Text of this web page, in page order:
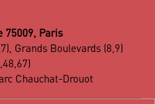
75009, Paris
Grands Boulevards (8,9)
Chauchat-Drouot